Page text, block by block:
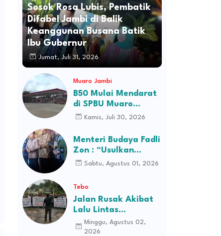
Sosok Rosa Lubis, Pembatik
Difabel Jambi di Balik
Keanggunan Busana Batik
Ibu Gubernur
Jumat, Juli 31, 2026
Muaro Jambi
B50 Mulai Mendarat
di SPBU Muaro
Jambi, Stok Ludes
Kamis, Juli 30, 2026
Menteri Budaya Fadli
Zon : “Usulkan
Perusahaan Itu
Sabtu, Agustus 01, 2026
Tebo
Jalan Rusak Akibat
Lalu Lintas
Kendaraan
Perusahaan,
Minggu, Agustus 02,
2026